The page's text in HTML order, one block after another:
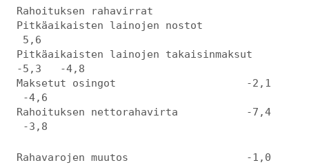
Rahoituksen rahavirrat
Pitkäaikaisten lainojen nostot
5,6
Pitkäaikaisten lainojen takaisinmaksut
-5,3 -4,8
Maksetut osingot -2,1
-4,6
Rahoituksen nettorahavirta -7,4
-3,8
Rahavarojen muutos -1,0